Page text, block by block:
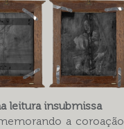
leitura insubmissa
a